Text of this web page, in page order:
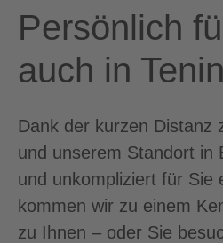
Persönlich
auch in
Dank der kurzen Distanz
und unserem Standort in
und unkompliziert für Sie
kommen wir zu einem
zu Ihnen – oder Sie